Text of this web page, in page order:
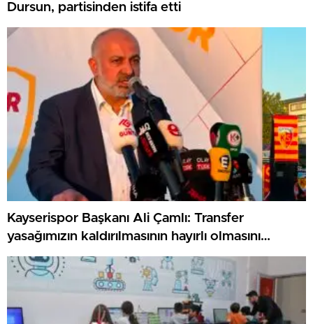
Dursun, partisinden istifa etti
Kayserispor Başkanı Ali Çamlı: Transfer
yasağımızın kaldırılmasının hayırlı olmasını
diliyorum